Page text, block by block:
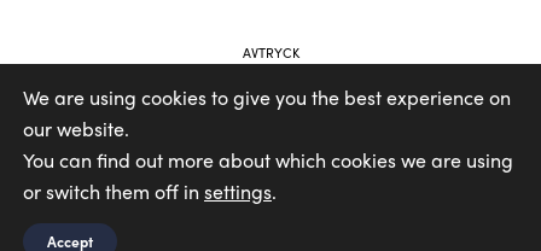
AVTRYCK
WEBB OCH VARUMÄRKE AV VOOLAR
We are using cookies to give you the best experience on
our website.
You can find out more about which cookies we are using
or switch them off in settings.
Accept